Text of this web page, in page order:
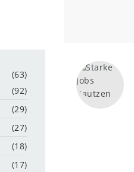
(63)
(92)
(29)
(27)
(18)
(17)